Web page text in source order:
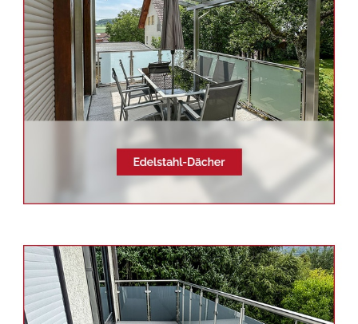
Siehe auch Balkonsanierung
Altbach -
Schmid & Jakobs:
✓Balkongeländer, Edelstahl
Geländerbau, Sichtschutz